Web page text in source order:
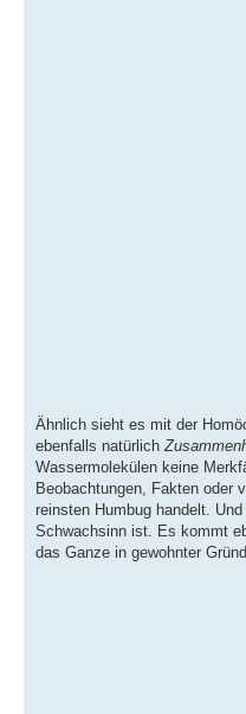
Ähnlich sieht es mit der
ebenfalls natürlich
Wassermolekülen keine
Beobachtungen, Fakten oder
reinsten Humbug handelt.
Schwachsinn ist. Es kommt
das Ganze in gewohnter